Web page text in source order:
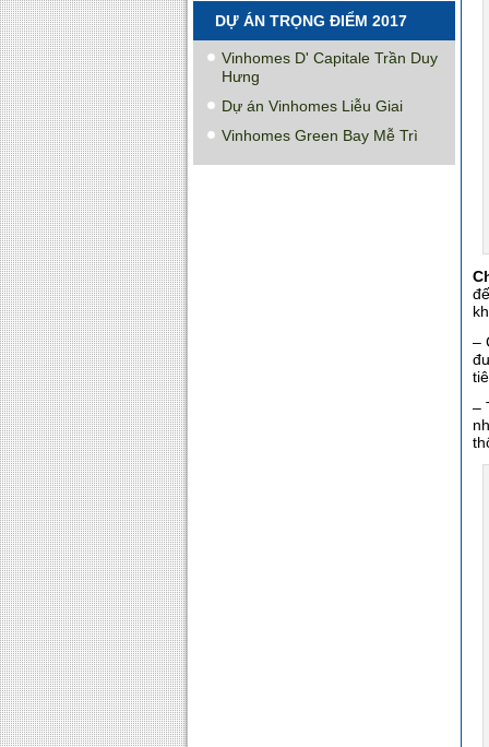
DỰ ÁN TRỌNG ĐIỂM 2017
Vinhomes D' Capitale Trần Duy
Hưng
Dự án Vinhomes Liễu Giai
Vinhomes Green Bay Mễ Trì
–
–